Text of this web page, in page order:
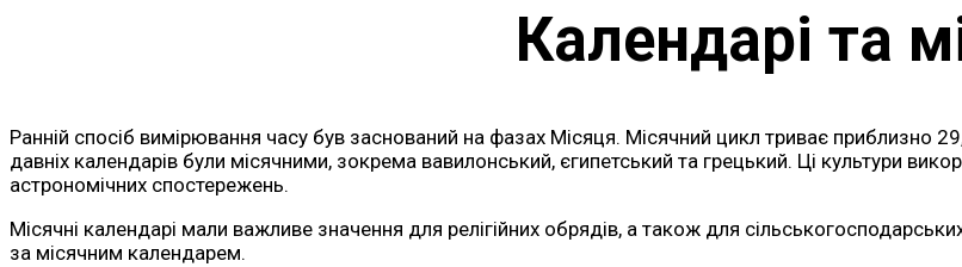
Календарі та
Ранній спосіб вимірювання часу був заснований на фазах Місяця. Місячний цикл триває приблизно
давніх календарів були місячними, зокрема вавилонський, єгипетський та грецький. Ці культури
астрономічних спостережень.
Місячні календарі мали важливе значення для релігійних обрядів, а також для
за місячним календарем.